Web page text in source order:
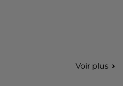
Voir plus